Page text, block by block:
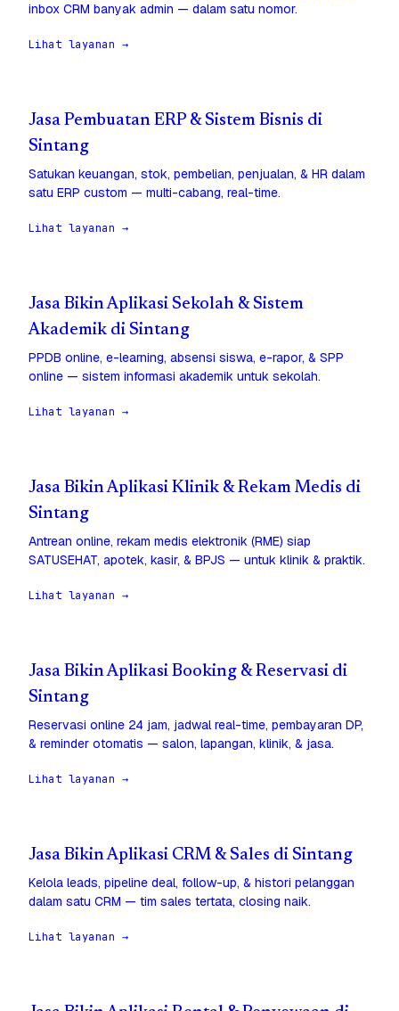
inbox CRM banyak admin — dalam satu nomor.
Lihat layanan →
Jasa Pembuatan ERP & Sistem Bisnis di
Sintang
Satukan keuangan, stok, pembelian, penjualan, & HR dalam
satu ERP custom — multi-cabang, real-time.
Lihat layanan →
Jasa Bikin Aplikasi Sekolah & Sistem
Akademik di Sintang
PPDB online, e-learning, absensi siswa, e-rapor, & SPP
online — sistem informasi akademik untuk sekolah.
Lihat layanan →
Jasa Bikin Aplikasi Klinik & Rekam Medis di
Sintang
Antrean online, rekam medis elektronik (RME) siap
SATUSEHAT, apotek, kasir, & BPJS — untuk klinik & praktik.
Lihat layanan →
Jasa Bikin Aplikasi Booking & Reservasi di
Sintang
Reservasi online 24 jam, jadwal real-time, pembayaran DP,
& reminder otomatis — salon, lapangan, klinik, & jasa.
Lihat layanan →
Jasa Bikin Aplikasi CRM & Sales di Sintang
Kelola leads, pipeline deal, follow-up, & histori pelanggan
dalam satu CRM — tim sales tertata, closing naik.
Lihat layanan →